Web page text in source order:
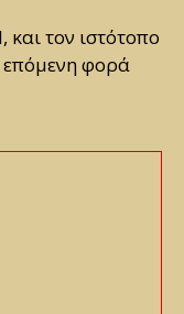
τον ιστότοπο
επόμενη φορά